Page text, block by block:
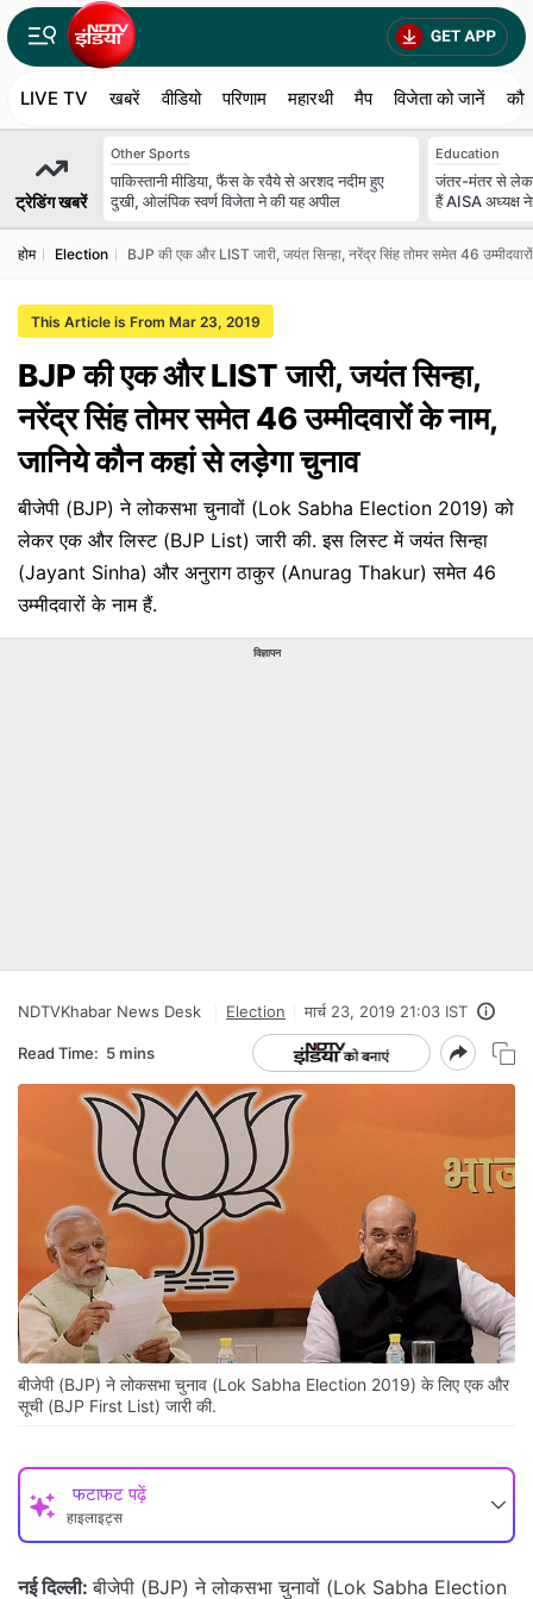
LIVE TV खबरें वीडियो परिणाम महारथी मैप विजेता को जानें
ट्रेडिंग खबरें
Other Sports
पाकिस्तानी मीडिया, फैंस के रवैये से अरशद नदीम हुए
दुखी, ओलंपिक स्वर्ण विजेता ने की यह अपील
Education
जंतर-मंतर से
हैं AISA अध्यक्ष
होम Election BJP की एक और LIST जारी, जयंत सिन्हा, नरेंद्र सिंह तोमर समेत 46
This Article is From Mar 23, 2019
BJP की एक और LIST जारी, जयंत सिन्हा,
नरेंद्र सिंह तोमर समेत 46 उम्मीदवारों के नाम,
जानिये कौन कहां से लड़ेगा चुनाव
बीजेपी (BJP) ने लोकसभा चुनावों (Lok Sabha Election 2019) को
लेकर एक और लिस्ट (BJP List) जारी की. इस लिस्ट में जयंत सिन्हा
(Jayant Sinha) और अनुराग ठाकुर (Anurag Thakur) समेत 46
उम्मीदवारों के नाम हैं.
विज्ञापन
NDTVKhabar News Desk Election मार्च 23, 2019 21:03 IST
Read Time: 5 mins
बीजेपी (BJP) ने लोकसभा चुनाव (Lok Sabha Election 2019) के लिए एक और
सूची (BJP First List) जारी की.
फटाफट पढ़ें
हाइलाइट्स
नई दिल्ली: बीजेपी (BJP) ने लोकसभा चुनावों (Lok Sabha Election